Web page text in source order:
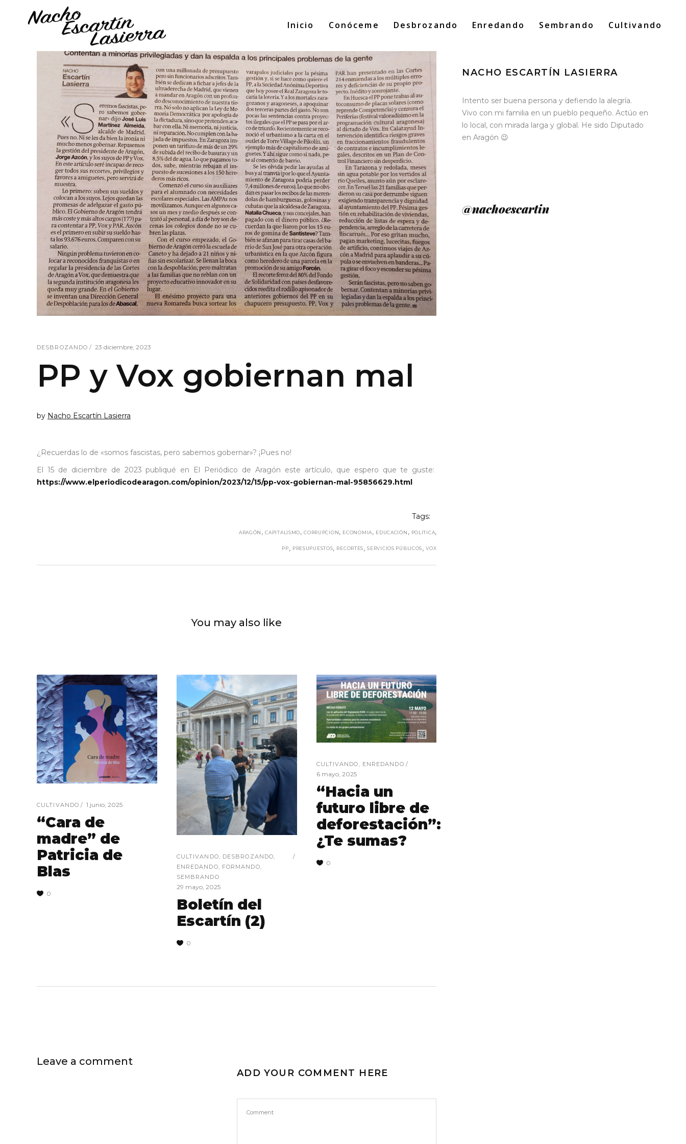
Inicio Conóceme Desbrozando Enredando Sembrando Cultivando
DESBROZANDO 23 diciembre, 2023
PP y Vox gobiernan mal
by Nacho Escartín Lasierra
¿Recuerdas lo de «somos fascistas, pero sabemos gobernar»? ¡Pues no!
El 15 de diciembre de 2023 publiqué en El Periódico de Aragón este artículo, que espero que te guste:
https://www.elperiodicodearagon.com/opinion/2023/12/15/pp-vox-gobiernan-mal-95856629.html
Tags:
ARAGÓN ,CAPITALISMO,CORRUPCION, ECONOMIA, EDUCACIÓN , POLITICA,
PP, PRESUPUESTOS, RECORTES,SERVICIOS PÚBLICOS,VOX
You may also like
CULTIVANDO 1 junio, 2025
“Cara de
madre” de
Patricia de
Blas
0
CULTIVANDO, DESBROZANDO,
ENREDANDO, FORMANDO,
SEMBRANDO
29 mayo, 2025
Boletín del
Escartín (2)
0
CULTIVANDO ENREDANDO
6 mayo, 2025
“Hacia un
futuro libre de
deforestación”:
¿Te sumas?
0
Leave a comment
ADD YOUR COMMENT HERE
Search
NACHO ESCARTÍN LASIERRA
Intento ser buena persona y defiendo la alegría.
Vivo con mi familia en un pueblo pequeño. Actúo en
lo local, con mirada larga y global. He sido Diputado
en Aragón 😉
@nachoescartin